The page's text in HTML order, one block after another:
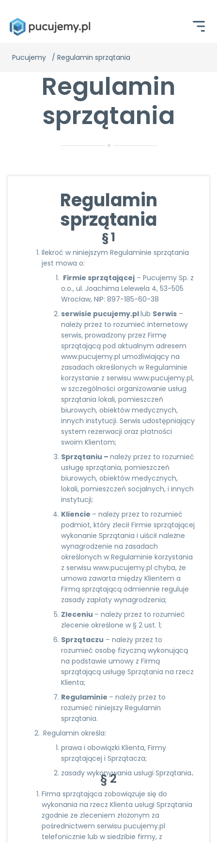
Pucujemy / Regulamin sprzątania
Regulamin
sprzątania
Regulamin
sprzątania
§ 1
Ilekroć w niniejszym Regulaminie sprzątania
jest mowa o:
Firmie sprzątającej – Pucujemy Sp. z
o.o., ul. Joachima Lelewela 4, 53-505
Wrocław, NIP: 897-185-60-38
serwisie pucujemy.pllub Serwis –
należy przez to rozumieć internetowy
serwis, prowadzony przez Firmę
sprzątającą pod aktualnym adresem
www.pucujemy.pl umożliwiający na
zasadach określonych w Regulaminie
korzystanie z serwisu www.pucujemy.pl,
w szczególności organizowanie usług
sprzątania lokali, pomieszczeń
biurowych, obiektów medycznych,
innych instytucji. Serwis udostępniający
system rezerwacji oraz płatności
swoim Klientom;
Sprzątaniu – należy przez to rozumieć
usługę sprzątania, pomieszczeń
biurowych, obiektów medycznych,
lokali, pomieszczeń socjalnych, i innych
instytucji;
Kliencie – należy przez to rozumieć
podmiot, który zlecił Firmie sprzątającej
wykonanie Sprzątania i uiścił należne
wynagrodzenie na zasadach
określonych w Regulaminie korzystania
z serwisu www.pucujemy.pl chyba, że
umowa zawarta między Klientem a
Firmą sprzątającą odmiennie reguluje
zasady zapłaty wynagrodzenia;
Zleceniu – należy przez to rozumieć
zlecenie określone w § 2 ust. 1;
Sprzątaczu – należy przez to
rozumieć osobę fizyczną wykonującą
na podstawie umowy z Firmą
sprzątającą usługę Sprzątania na rzecz
Klienta;
Regulaminie – należy przez to
rozumieć niniejszy Regulamin
sprzątania.
Regulamin określa:
prawa i obowiązki Klienta, Firmy
sprzątającej i Sprzątacza;
zasady wykonywania usługi Sprzątania.
§ 2
Firma sprzątająca zobowiązuje się do
wykonania na rzecz Klienta usługi Sprzątania
zgodnie ze zleceniem złożonym za
pośrednictwem serwisu pucujemy.pl
telefonicznie lub w siedzibie firmy, z